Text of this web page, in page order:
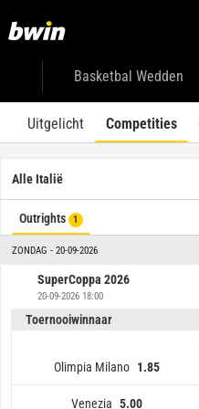
Basketbal Wedden
Uitgelicht Competities
Alle Italië
Outrights 1
ZONDAG - 20-09-2026
SuperCoppa 2026
20-09-2026 18:00
Toernooiwinnaar
Olimpia Milano 1.85
Venezia 5.00